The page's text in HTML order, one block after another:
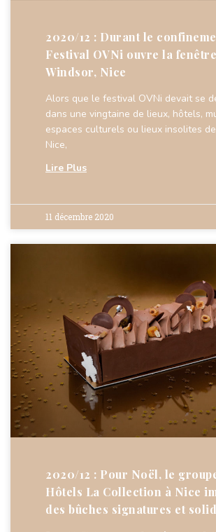
2020/12 : Durant le
Festival OVNi ouvre la
Windsor, Nice
Alors que le festival OVNi devait se
dans une vingtaine de lieux, hôtels,
espaces culturels ou lieux insolites
Nice,
Lire Plus
11 décembre 2020
2020/12 : Pour Noël, le
Hôtels La Collection à Nice
des bûches signatures et